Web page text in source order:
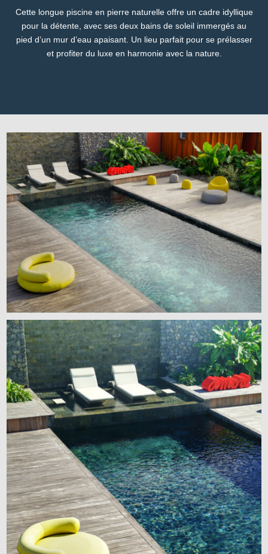
Cette longue piscine en pierre naturelle offre un cadre idyllique
pour la détente, avec ses deux bains de soleil immergés au
pied d’un mur d’eau apaisant. Un lieu parfait pour se prélasser
et profiter du luxe en harmonie avec la nature.